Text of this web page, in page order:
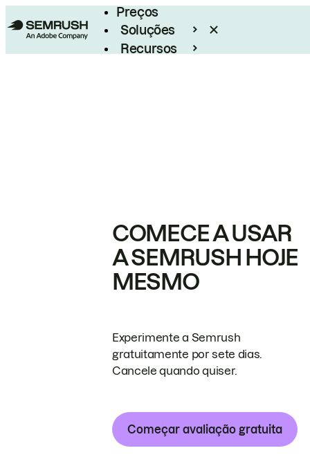
Preços
Soluções
Recursos
COMECE A USAR
A SEMRUSH HOJE
MESMO
Experimente a Semrush
gratuitamente por sete dias.
Cancele quando quiser.
Começar avaliação gratuita